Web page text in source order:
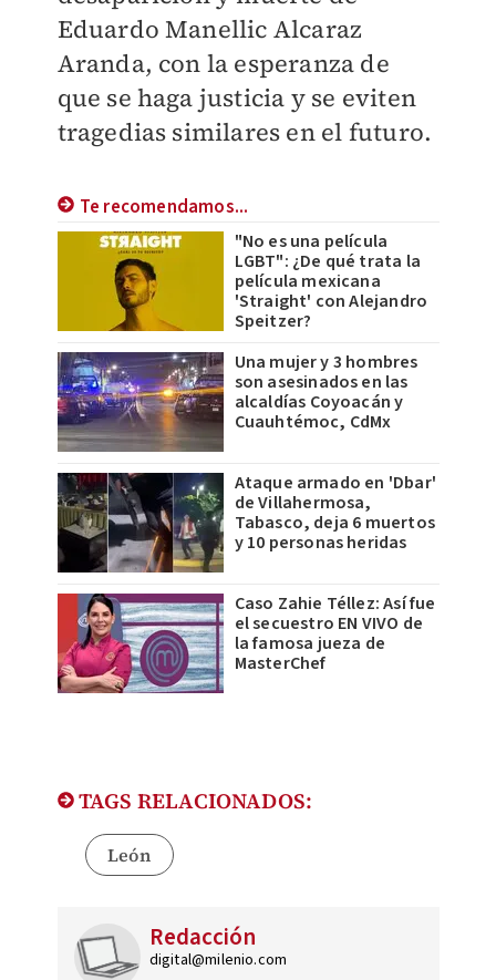
Eduardo Manellic Alcaraz
Aranda, con la esperanza de
que se haga justicia y se eviten
tragedias similares en el futuro.
Te recomendamos...
"No es una película
LGBT": ¿De qué trata la
película mexicana
'Straight' con Alejandro
Speitzer?
Una mujer y 3 hombres
son asesinados en las
alcaldías Coyoacán y
Cuauhtémoc, CdMx
Ataque armado en 'Dbar'
de Villahermosa,
Tabasco, deja 6 muertos
y 10 personas heridas
Caso Zahie Téllez: Así fue
el secuestro EN VIVO de
la famosa jueza de
MasterChef
TAGS RELACIONADOS:
León
Redacción
digital@milenio.com